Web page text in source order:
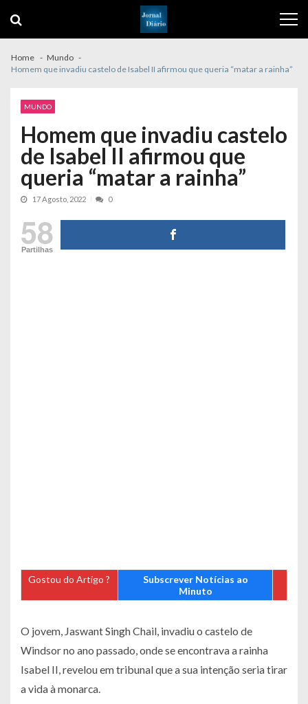
navigation
content
Home
Mundo
Homem que invadiu castelo de Isabel II afirmou que queria “matar a rainha”
MUNDO
Homem que invadiu castelo
de Isabel II afirmou que
queria “matar a rainha”
17 Agosto, 2022 0
58
Partilhas
Gostou do Artigo ?
Subscrever Notícias ao
Minuto
O jovem, Jaswant Singh Chail, invadiu o castelo de
Windsor no ano passado, onde se encontrava a rainha
Isabel II, revelou em tribunal que a sua intenção seria tirar
a vida à monarca.